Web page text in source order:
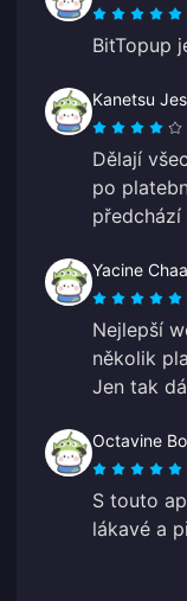
BitTopup
Kanetsu
Dělají
po
předchází
Yacine
Nejlepší
několik
Jen tak
Octavine
S touto
lákavé a